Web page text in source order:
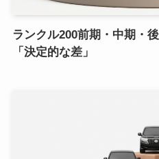
ランクル200前期・中期・
「決定的な差」